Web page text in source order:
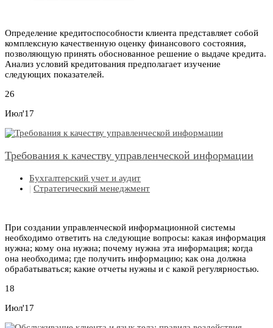
Определение кредитоспособности клиента представляет собой
комплексную качественную оценку финансового состояния,
позволяющую принять обоснованное решение о выдаче кредита.
Анализ условий кредитования предполагает изучение
следующих показателей.
26
Июл'17
Требования к качеству управленческой информации
Бухгалтерский учет и аудит
| Стратегический менеджмент
При создании управленческой информационной системы
необходимо ответить на следующие вопросы: какая информация
нужна; кому она нужна; почему нужна эта информация; когда
она необходима; где получить информацию; как она должна
обрабатываться; какие отчеты нужны и с какой регулярностью.
18
Июл'17